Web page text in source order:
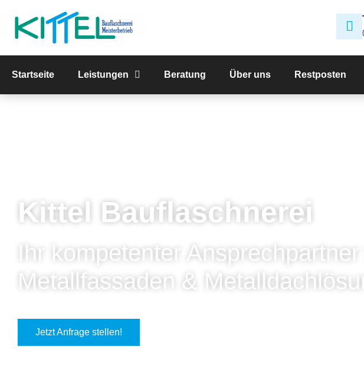
Startseite Leistungen Beratung Über uns Restposten
Kittel Bauflaschnerei
Ihr kompetenter
Metallfassaden &
Jetzt Anfrage stellen!